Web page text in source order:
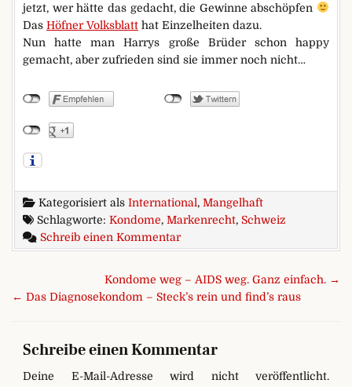
jetzt, wer hätte das gedacht, die Gewinne abschöpfen
Das Höfner Volksblatt hat Einzelheiten dazu.
Nun hatte man Harrys große Brüder schon happy
gemacht, aber zufrieden sind sie immer noch nicht…
Kategorisiert als International, Mangelhaft
Schlagworte: Kondome, Markenrecht, Schweiz
Schreib einen Kommentarzu Harry ist jetzt Happy. Oder
BeitragsnavigationKondome weg – AIDS weg. Ganz einfach. →
← Das Diagnosekondom – Steck’s rein und find’s raus
Schreibe einen Kommentar
Deine E-Mail-Adresse wird nicht veröffentlicht.